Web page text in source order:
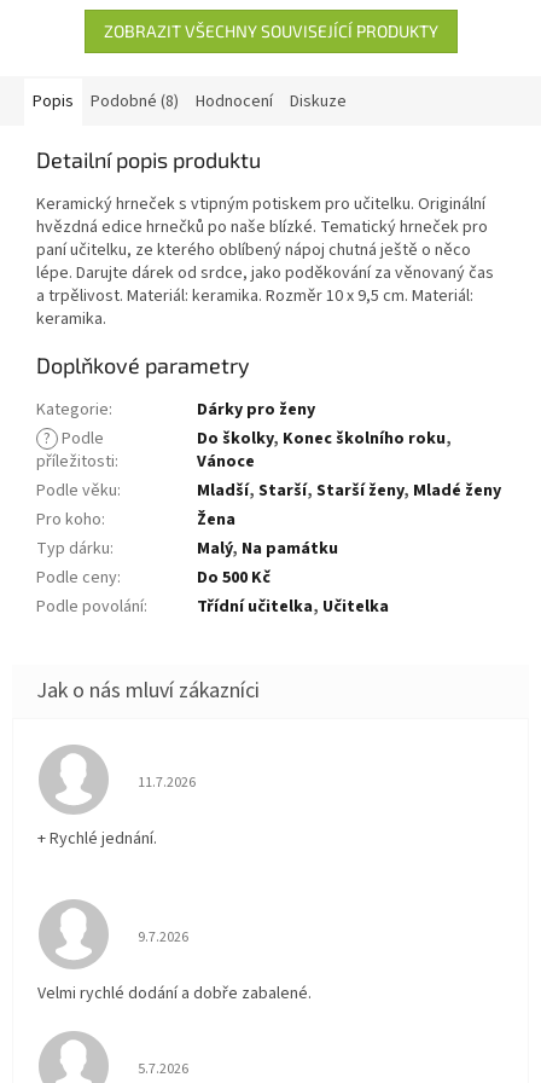
ZOBRAZIT VŠECHNY SOUVISEJÍCÍ PRODUKTY
Popis Podobné (8) Hodnocení Diskuze
Detailní popis produktu
Keramický hrneček s vtipným potiskem pro učitelku. Originální
hvězdná edice hrnečků po naše blízké. Tematický hrneček pro
paní učitelku, ze kterého oblíbený nápoj chutná ještě o něco
lépe. Darujte dárek od srdce, jako poděkování za věnovaný čas
a trpělivost. Materiál: keramika. Rozměr 10 x 9,5 cm. Materiál:
keramika.
Doplňkové parametry
Kategorie:
Dárky pro ženy
? Podle
příležitosti:
Do školky, Konec školního roku,
Vánoce
Podle věku: Mladší, Starší, Starší ženy, Mladé ženy
Pro koho:
Žena
Typ dárku: Malý, Na památku
Podle ceny:
Do 500 Kč
Podle povolání: Třídní učitelka, Učitelka
Hodnocení obchodu je 5 z 5 hvězdiček.
11.7.2026
+ Rychlé jednání.
Hodnocení obchodu je 5 z 5 hvězdiček.
9.7.2026
Velmi rychlé dodání a dobře zabalené.
Hodnocení obchodu je 5 z 5 hvězdiček.
5.7.2026